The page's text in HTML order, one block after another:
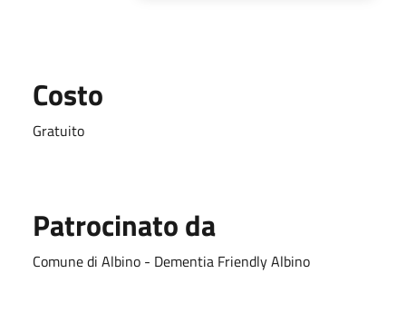
Costo
Gratuito
Patrocinato da
Comune di Albino - Dementia Friendly Albino